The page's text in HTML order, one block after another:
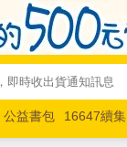
公益書包 16647續集
馬斯克 玩具總動員5